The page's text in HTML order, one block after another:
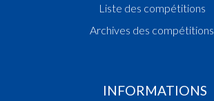
Liste des compétitions
Archives des compétitions
INFORMATIONS